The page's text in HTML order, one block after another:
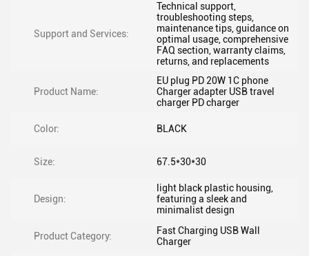
Support and Services:
Technical support,
troubleshooting steps,
maintenance tips, guidance on
optimal usage, comprehensive
FAQ section, warranty claims,
returns, and replacements
Product Name:
EU plug PD 20W 1C phone
Charger adapter USB travel
charger PD charger
Color: BLACK
Size: 67.5*30*30
Design:
light black plastic housing,
featuring a sleek and
minimalist design
Product Category:
Fast Charging USB Wall
Charger